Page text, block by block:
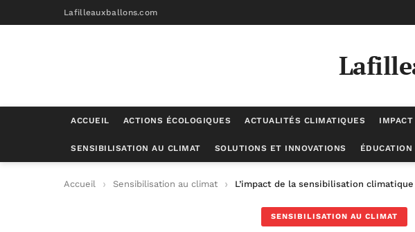
Lafilleauxballons.com
ACCUEIL ACTIONS ÉCOLOGIQUES ACTUALITÉS CLIMATIQUES
SENSIBILISATION AU CLIMAT SOLUTIONS ET INNOVATIONS
Accueil Sensibilisation au climat L’impact de la sensibilisation
SENSIBILISATION AU CLIMAT